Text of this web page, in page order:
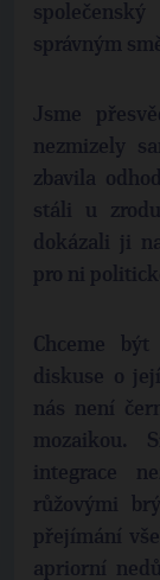
správným
Jsme
nezmizely
zbavila
stáli u
dokázali ji
pro ni
Chceme
diskuse o
nás není
mozaikou.
integrace
růžovými
přejímání
apriorní